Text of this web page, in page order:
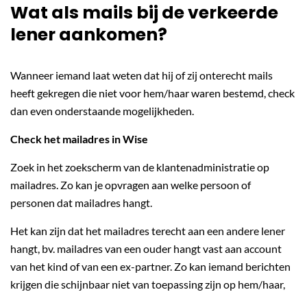
Wat als mails bij de verkeerde
lener aankomen?
Wanneer iemand laat weten dat hij of zij onterecht mails
heeft gekregen die niet voor hem/haar waren bestemd, check
dan even onderstaande mogelijkheden.
Check het mailadres in Wise
Zoek in het zoekscherm van de klantenadministratie op
mailadres. Zo kan je opvragen aan welke persoon of
personen dat mailadres hangt.
Het kan zijn dat het mailadres terecht aan een andere lener
hangt, bv. mailadres van een ouder hangt vast aan account
van het kind of van een ex-partner. Zo kan iemand berichten
krijgen die schijnbaar niet van toepassing zijn op hem/haar,